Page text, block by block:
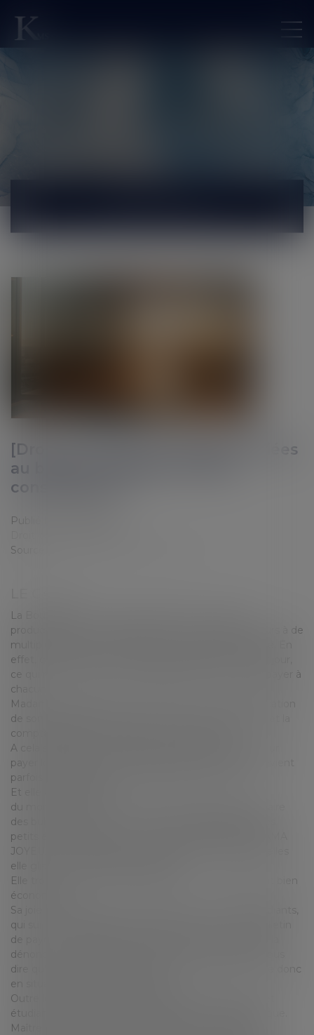
[Droit du travail] Les obligations liées
au bulletin de salaire et leurs
conséquences
Publié le :
Source :
La Boulangerie « AU LAMA JOYEUX est en pleine
production des « LAMAS LUTINS » et doit avoir recours à de
multiples étudiants compte tenu du surcroit d’activité. En
effet, certains viennent travailler quelques heures par jour,
ce qui ne constitue que quelques dizaines d’euros à payer à
chacun.
Madame FINANCIER est surbookée : entre la planification
de son voyage au Pérou pour un trek a dos de lama, et la
comptabilité qu’il faut gérer, elle est éreintée.
A cela s’ajoutent toutes les payes qu’elle doit faire pour
payer les étudiants (une dizaine) et dont le coût lui revient
parfois presque plus cher que la paye elle-même !
Et elle a alors l’IDÉE !
du moment que les étudiants sont payés, pourquoi faire
des bulletins de paye ? ni une ni deux, elle prépare des
petits enveloppes vertes et rouges estampillées « LAMA
JOYEUX vous souhaite de bonnes fêtes » dans lesquelles
elle glisse un des billets de banque.
Elle trouve cela non seulement festif mais également bien
économique.
Sa joie ne va pas durer très longtemps … l’un des étudiants,
qui suit des études de droit, vient lui réclamer son bulletin
de paye, la menaçant d’aller aux Prud’hommes et de la
dénoncer à l’inspection du travail (oui, on a omis de vous
dire qu’elle ne les pas tous déclaré et qu’elle se trouve donc
en situation de travail dissimulé…)
Outre le fait que Madame FINANCIER trouve que cet
étudiant n’a vraiment pas un esprit de Noël, elle panique.
Maître CODE DU TRAVAIL ANNOTE lui a parlé des